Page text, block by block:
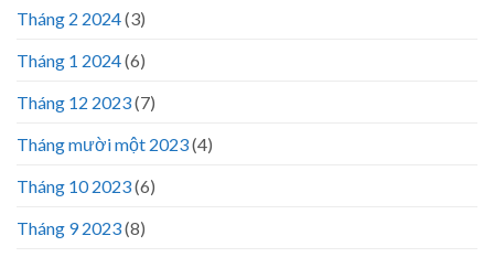
Tháng 2 2024(3)
Tháng 1 2024(6)
Tháng 12 2023(7)
Tháng mười một 2023(4)
Tháng 10 2023(6)
Tháng 9 2023(8)